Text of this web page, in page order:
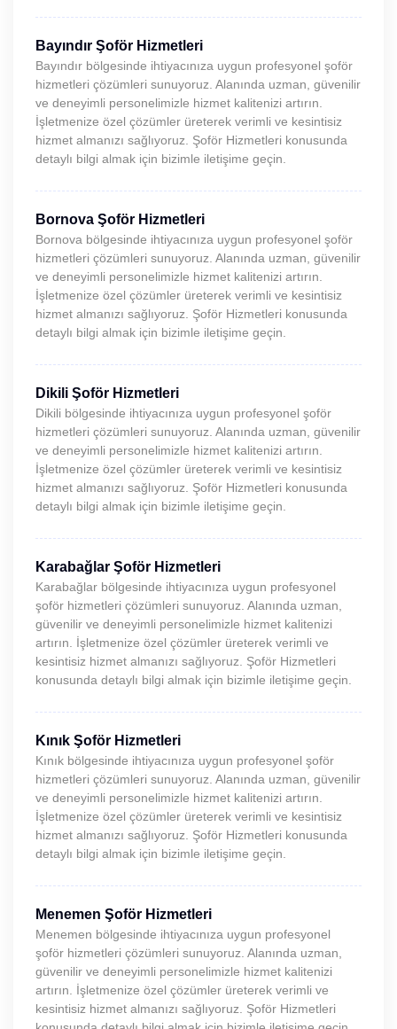
Bayındır Şoför Hizmetleri
Bayındır bölgesinde ihtiyacınıza uygun profesyonel şoför
hizmetleri çözümleri sunuyoruz. Alanında uzman, güvenilir
ve deneyimli personelimizle hizmet kalitenizi artırın.
İşletmenize özel çözümler üreterek verimli ve kesintisiz
hizmet almanızı sağlıyoruz. Şoför Hizmetleri konusunda
detaylı bilgi almak için bizimle iletişime geçin.
Bornova Şoför Hizmetleri
Bornova bölgesinde ihtiyacınıza uygun profesyonel şoför
hizmetleri çözümleri sunuyoruz. Alanında uzman, güvenilir
ve deneyimli personelimizle hizmet kalitenizi artırın.
İşletmenize özel çözümler üreterek verimli ve kesintisiz
hizmet almanızı sağlıyoruz. Şoför Hizmetleri konusunda
detaylı bilgi almak için bizimle iletişime geçin.
Dikili Şoför Hizmetleri
Dikili bölgesinde ihtiyacınıza uygun profesyonel şoför
hizmetleri çözümleri sunuyoruz. Alanında uzman, güvenilir
ve deneyimli personelimizle hizmet kalitenizi artırın.
İşletmenize özel çözümler üreterek verimli ve kesintisiz
hizmet almanızı sağlıyoruz. Şoför Hizmetleri konusunda
detaylı bilgi almak için bizimle iletişime geçin.
Karabağlar Şoför Hizmetleri
Karabağlar bölgesinde ihtiyacınıza uygun profesyonel
şoför hizmetleri çözümleri sunuyoruz. Alanında uzman,
güvenilir ve deneyimli personelimizle hizmet kalitenizi
artırın. İşletmenize özel çözümler üreterek verimli ve
kesintisiz hizmet almanızı sağlıyoruz. Şoför Hizmetleri
konusunda detaylı bilgi almak için bizimle iletişime geçin.
Kınık Şoför Hizmetleri
Kınık bölgesinde ihtiyacınıza uygun profesyonel şoför
hizmetleri çözümleri sunuyoruz. Alanında uzman, güvenilir
ve deneyimli personelimizle hizmet kalitenizi artırın.
İşletmenize özel çözümler üreterek verimli ve kesintisiz
hizmet almanızı sağlıyoruz. Şoför Hizmetleri konusunda
detaylı bilgi almak için bizimle iletişime geçin.
Menemen Şoför Hizmetleri
Menemen bölgesinde ihtiyacınıza uygun profesyonel
şoför hizmetleri çözümleri sunuyoruz. Alanında uzman,
güvenilir ve deneyimli personelimizle hizmet kalitenizi
artırın. İşletmenize özel çözümler üreterek verimli ve
kesintisiz hizmet almanızı sağlıyoruz. Şoför Hizmetleri